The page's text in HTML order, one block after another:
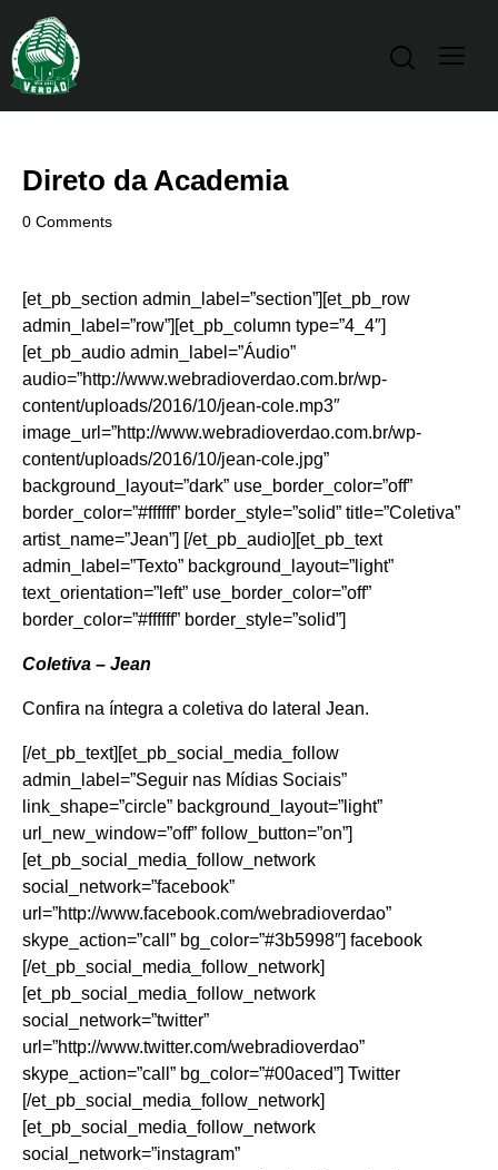
Direto da Academia
0 Comments
[et_pb_section admin_label=”section”][et_pb_row
admin_label=”row”][et_pb_column type=”4_4″]
[et_pb_audio admin_label=”Áudio”
audio=”http://www.webradioverdao.com.br/wp-
content/uploads/2016/10/jean-cole.mp3″
image_url=”http://www.webradioverdao.com.br/wp-
content/uploads/2016/10/jean-cole.jpg”
background_layout=”dark” use_border_color=”off”
border_color=”#ffffff” border_style=”solid” title=”Coletiva”
artist_name=”Jean”] [/et_pb_audio][et_pb_text
admin_label=”Texto” background_layout=”light”
text_orientation=”left” use_border_color=”off”
border_color=”#ffffff” border_style=”solid”]
Coletiva – Jean
Confira na íntegra a coletiva do lateral Jean.
[/et_pb_text][et_pb_social_media_follow
admin_label=”Seguir nas Mídias Sociais”
link_shape=”circle” background_layout=”light”
url_new_window=”off” follow_button=”on”]
[et_pb_social_media_follow_network
social_network=”facebook”
url=”http://www.facebook.com/webradioverdao”
skype_action=”call” bg_color=”#3b5998″] facebook
[/et_pb_social_media_follow_network]
[et_pb_social_media_follow_network
social_network=”twitter”
url=”http://www.twitter.com/webradioverdao”
skype_action=”call” bg_color=”#00aced”] Twitter
[/et_pb_social_media_follow_network]
[et_pb_social_media_follow_network
social_network=”instagram”